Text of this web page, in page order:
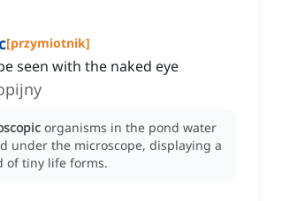
[przymiotnik]
seen with the naked eye
organisms in the pond water
under the microscope, displaying a
of tiny life forms.